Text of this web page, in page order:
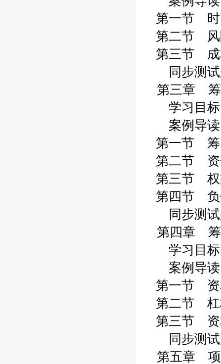
第一节 时
第二节 风
第三节 成
同步测试
第三章 筹
学习目标
案例导读
第一节 筹
第二节 资
第三节 权
第四节 负
同步测试
第四章 筹
学习目标
案例导读
第一节 资
第二节 杠
第三节 资
同步测试
第五章 项